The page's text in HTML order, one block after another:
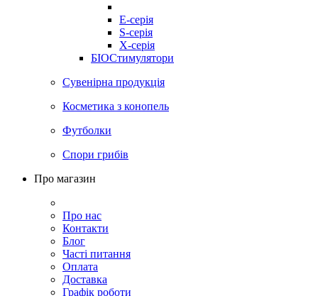
E-серія
S-серія
X-серія
БІОСтимулятори
Сувенірна продукція
Косметика з конопель
Футболки
Спори грибів
Про магазин
Про нас
Контакти
Блог
Часті питання
Оплата
Доставка
Графік роботи